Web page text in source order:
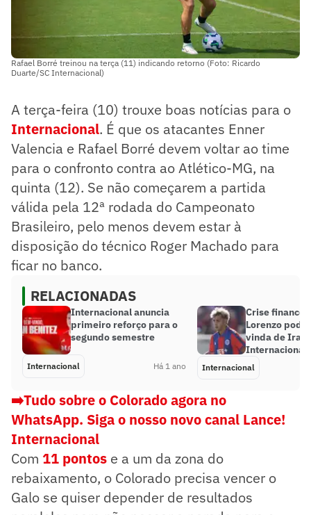
Rafael Borré treinou na terça (11) indicando retorno (Foto: Ricardo
Duarte/SC Internacional)
A terça-feira (10) trouxe boas notícias para o
Internacional. É que os atacantes Enner
Valencia e Rafael Borré devem voltar ao time
para o confronto contra ao Atlético-MG, na
quinta (12). Se não começarem a partida
válida pela 12ª rodada do Campeonato
Brasileiro, pelo menos devem estar à
disposição do técnico Roger Machado para
ficar no banco.
RELACIONADAS
Internacional anuncia
primeiro reforço para o
segundo semestre
Internacional Há 1 ano
Crise
Lorenzo
vinda de Irala
Internacional
Internacional
➡️Tudo sobre o Colorado agora no
WhatsApp. Siga o nosso novo canal Lance!
Internacional
Com 11 pontos e a um da zona do
rebaixamento, o Colorado precisa vencer o
Galo se quiser depender de resultados